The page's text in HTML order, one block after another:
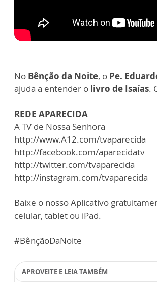
No Bênção da Noite, o Pe.
ajuda a entender o livro de Isaías.
REDE APARECIDA
A TV de Nossa Senhora
http://www.A12.com/tvaparecida
http://facebook.com/aparecidatv
http://twitter.com/tvaparecida
http://instagram.com/tvaparecida
Baixe o nosso Aplicativo
celular, tablet ou iPad.
#BênçãoDaNoite
APROVEITE E LEIA TAMBÉM